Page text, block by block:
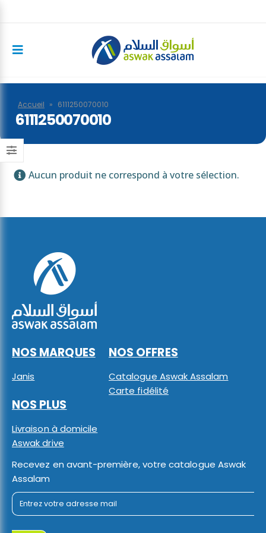
Accueil » 6111250070010
6111250070010
Aucun produit ne correspond à votre sélection.
NOS MARQUES
Janis
NOS OFFRES
Catalogue Aswak Assalam
Carte fidélité
NOS PLUS
Livraison à domicile
Aswak drive
Recevez en avant-première, votre catalogue Aswak
Assalam